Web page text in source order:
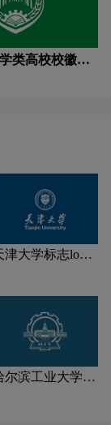
类高校校徽设
津大学标志logo
尔滨工业大学标